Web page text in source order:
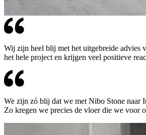
Wij zijn heel blij met het uitgebreide advies
het hele project en krijgen veel positieve
We zijn zó blij dat we met Nibo Stone naar
Zo kregen we precies de vloer die we voor